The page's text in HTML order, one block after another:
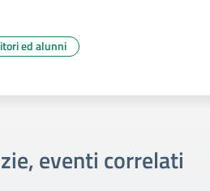
ed alunni
eventi correlati